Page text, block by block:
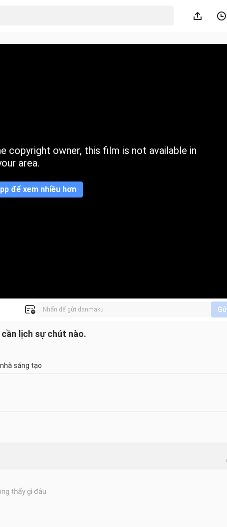
copyright owner, this film is not available in
area.
để xem nhiều hơn
cần lịch sự chút nào.
sáng tạo
thấy gì đâu